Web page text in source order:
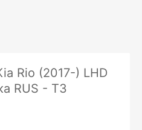
Rio (2017-) LHD
RUS - ТЗ